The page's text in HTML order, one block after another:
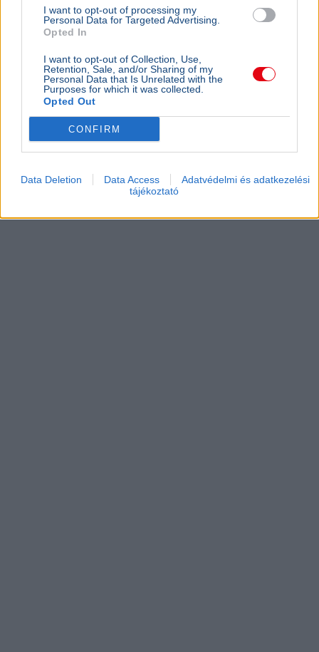
I want to opt-out of processing my
Personal Data for Targeted Advertising.
Opted In
I want to opt-out of Collection, Use,
Retention, Sale, and/or Sharing of my
Personal Data that Is Unrelated with the
Purposes for which it was collected.
Opted Out
CONFIRM
Data Deletion Data Access
Adatvédelmi és adatkezelési
tájékoztató